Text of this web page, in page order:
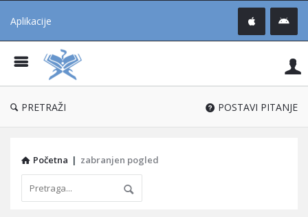
Aplikacije
®
PRETRAŽI POSTAVI PITANJE
Početna | zabranjen pogled